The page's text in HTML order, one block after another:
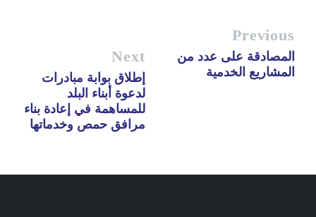
Previous
المصادقة على عدد من
المشاريع الخدمية
Next
إطلاق بوابة مبادرات
لدعوة أبناء البلد
للمساهمة في إعادة بناء
مرافق حمص وخدماتها